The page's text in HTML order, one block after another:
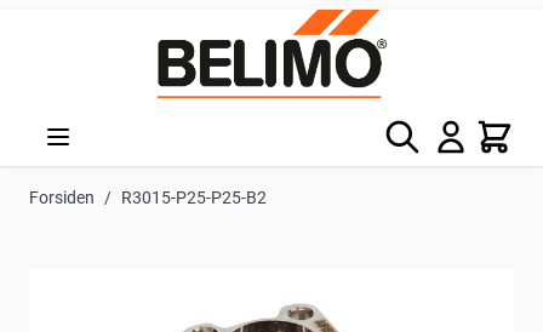
Søg Kurv
Forsiden / R3015-P25-P25-B2